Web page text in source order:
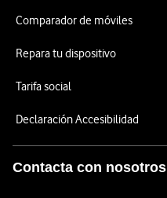
Comparador de móviles
Repara tu dispositivo
Tarifa social
Declaración Accesibilidad
Contacta con nosotros